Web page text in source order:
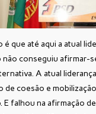
que até aqui a atual
conseguiu afirmar-
A atual
de coesão e
E falhou na afirmação